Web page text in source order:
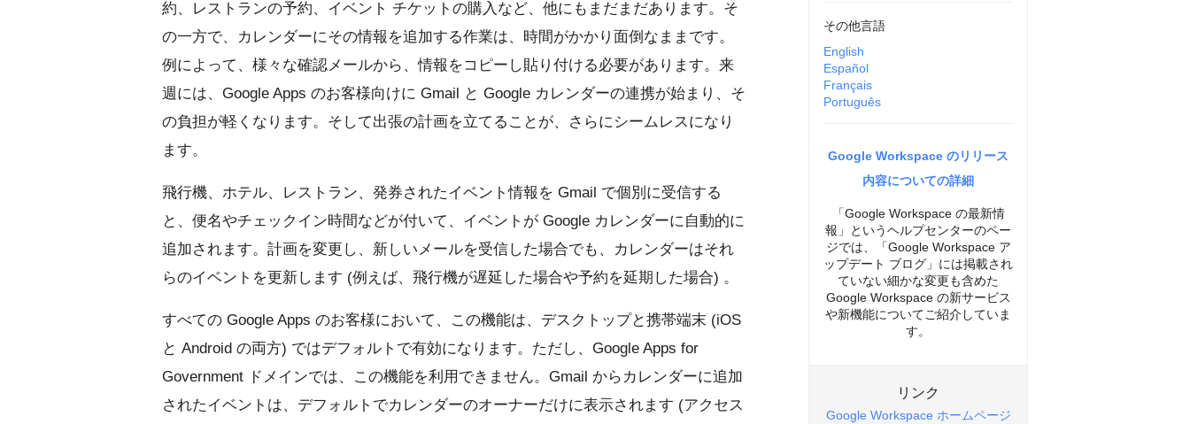
約、レストランの予約、イベント チケットの購入など、他にもまだまだあります。そ
の一方で、カレンダーにその情報を追加する作業は、時間がかかり面倒なままです。
例によって、様々な確認メールから、情報をコピーし貼り付ける必要があります。来
週には、Google Apps のお客様向けに Gmail と Google カレンダーの連携が始まり、そ
の負担が軽くなります。そして出張の計画を立てることが、さらにシームレスになり
ます。
飛行機、ホテル、レストラン、発券されたイベント情報を Gmail で個別に受信する
と、便名やチェックイン時間などが付いて、イベントが Google カレンダーに自動的に
追加されます。計画を変更し、新しいメールを受信した場合でも、カレンダーはそれ
らのイベントを更新します (例えば、飛行機が遅延した場合や予約を延期した場合) 。
すべての Google Apps のお客様において、この機能は、デスクトップと携帯端末 (iOS
と Android の両方) ではデフォルトで有効になります。ただし、Google Apps for
Government ドメインでは、この機能を利用できません。Gmail からカレンダーに追加
されたイベントは、デフォルトでカレンダーのオーナーだけに表示されます (アクセス
その他言語
English
Español
Français
Português
Google Workspace のリリース
内容についての詳細
「Google Workspace の最新情
報」というヘルプセンターのペー
ジでは、「Google Workspace ア
ップデート ブログ」には掲載され
ていない細かな変更も含めた
Google Workspace の新サービス
や新機能についてご紹介していま
す。
リンク
Google Workspace ホームページ